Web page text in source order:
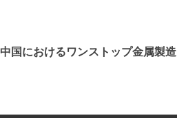
中国におけるワンストップ金属製造